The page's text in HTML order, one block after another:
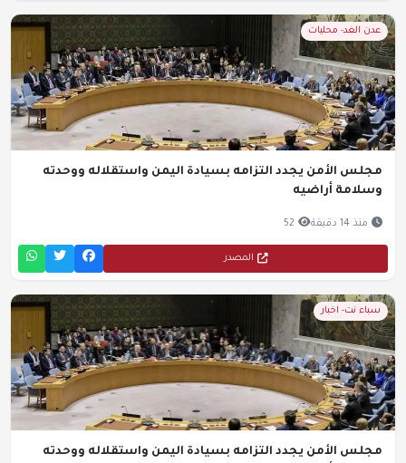
عدن الغد- محليات
مجلس الأمن يجدد التزامه بسيادة اليمن واستقلاله ووحدته
وسلامة أراضيه
منذ 14 دقيقة 52
المصدر
سباء نت- اخبار
مجلس الأمن يجدد التزامه بسيادة اليمن واستقلاله ووحدته